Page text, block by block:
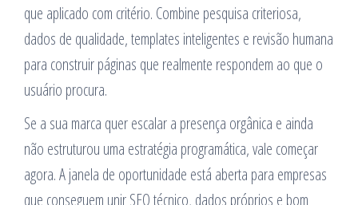
que aplicado com critério. Combine pesquisa criteriosa,
dados de qualidade, templates inteligentes e revisão humana
para construir páginas que realmente respondem ao que o
usuário procura.
Se a sua marca quer escalar a presença orgânica e ainda
não estruturou uma estratégia programática, vale começar
agora. A janela de oportunidade está aberta para empresas
que conseguem unir SEO técnico, dados próprios e bom